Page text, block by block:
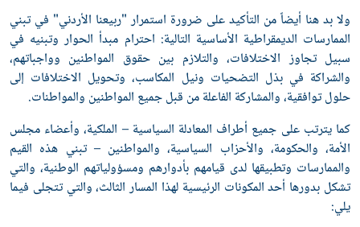
ولا بد هنا أيضاً من التأكيد على ضرورة استمرار "ربيعنا الأردني" في تبني
الممارسات الديمقراطية الأساسية التالية: احترام مبدأ الحوار وتبنيه في
سبيل تجاوز الاختلافات، والتلازم بين حقوق المواطنين وواجباتهم،
والشراكة في بذل التضحيات ونيل المكاسب، وتحويل الاختلافات إلى
حلول توافقية، والمشاركة الفاعلة من قبل جميع المواطنين والمواطنات.
كما يترتب على جميع أطراف المعادلة السياسية – الملكية، وأعضاء مجلس
الأمة، والحكومة، والأحزاب السياسية، والمواطنين – تبني هذه القيم
والممارسات وتطبيقها لدى قيامهم بأدوارهم ومسؤولياتهم الوطنية، والتي
تشكل بدورها أحد المكونات الرئيسية لهذا المسار الثالث، والتي تتجلى فيما
يلي: